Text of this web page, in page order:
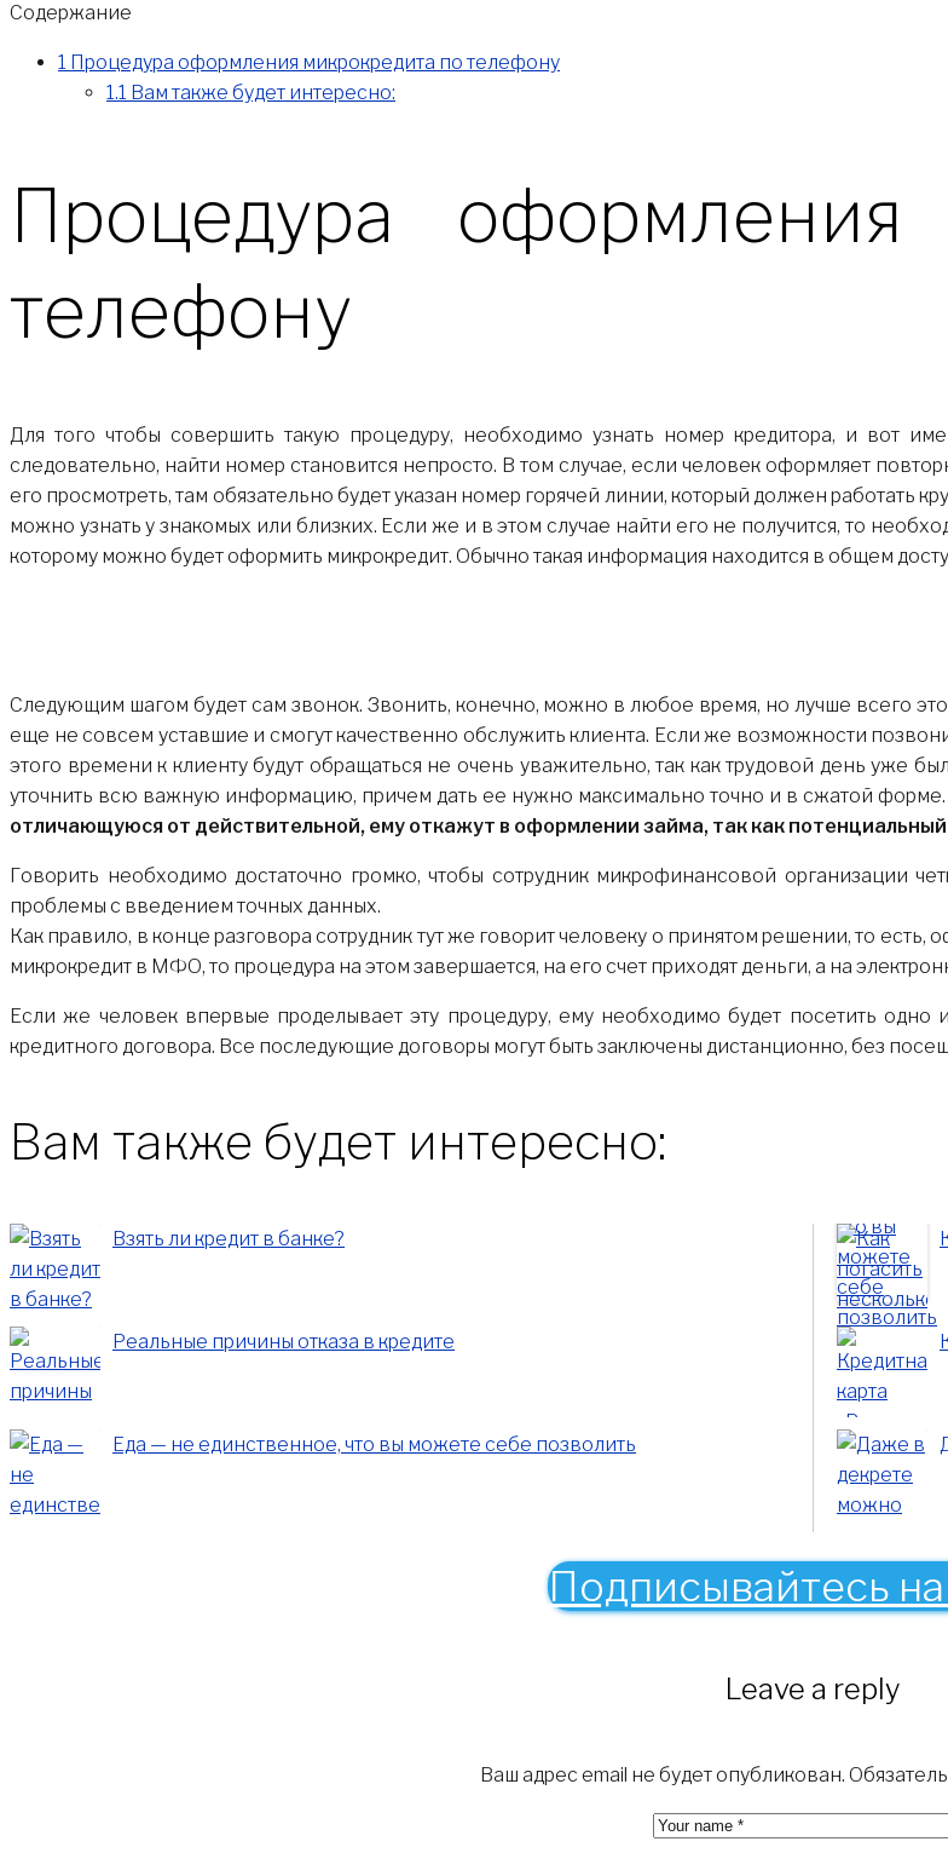
Содержание
1 Процедура оформления микрокредита по телефону
1.1 Вам также будет интересно:
Процедура
телефону
Для того чтобы совершить такую процедуру, необходимо узнать номер кредитора, и вот
следовательно, найти номер становится непросто. В том случае, если человек оформляет
его просмотреть, там обязательно будет указан номер горячей линии, который должен работать
можно узнать у знакомых или близких. Если же и в этом случае найти его не получится, то
которому можно будет оформить микрокредит. Обычно такая информация находится в общем
Следующим шагом будет сам звонок. Звонить, конечно, можно в любое время, но лучше всего это
еще не совсем уставшие и смогут качественно обслужить клиента. Если же возможности
этого времени к клиенту будут обращаться не очень уважительно, так как трудовой день уже
уточнить всю важную информацию, причем дать ее нужно максимально точно и в сжатой форме.
отличающуюся от действительной, ему откажут в оформлении займа, так как
Говорить необходимо достаточно громко, чтобы сотрудник микрофинансовой организации
проблемы с введением точных данных.
Как правило, в конце разговора сотрудник тут же говорит человеку о принятом решении, то
микрокредит в МФО, то процедура на этом завершается, на его счет приходят деньги, а на
Если же человек впервые проделывает эту процедуру, ему необходимо будет посетить
кредитного договора. Все последующие договоры могут быть заключены дистанционно, без
Вам также будет интересно:
Взять ли кредит в банке?
Реальные причины отказа в кредите
Еда — не единственное, что вы можете себе позволить
Подписывайтесь
Leave a reply
Ваш адрес email не будет опубликован.